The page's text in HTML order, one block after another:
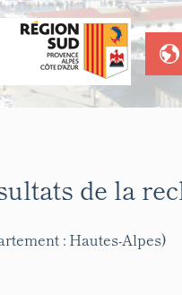
de la
: Hautes-Alpes)